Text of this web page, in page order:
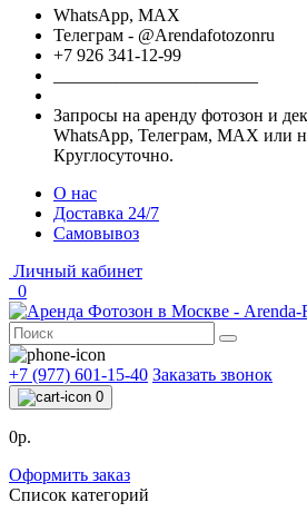
WhatsApp, МАХ
Телеграм - @Arendafotozonru
+7 926 341-12-99
Запросы на аренду фотозон и
WhatsApp, Телеграм, МАХ или
Круглосуточно.
О нас
Доставка 24/7
Самовывоз
Личный кабинет
0
+7 (977) 601-15-40 Заказать звонок
0
0р.
Оформить заказ
Список категорий